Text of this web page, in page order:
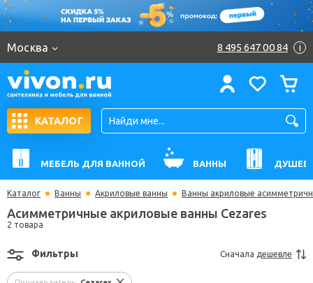
Москва 8 495 647 00 84 i
КАТАЛОГ
МЕБЕЛЬ ДЛЯ ВАННОЙ ВАННЫ
Каталог Ванны Акриловые ванны Ванны акриловые
Асимметричные акриловые ванны Cezares
2 товара
Фильтры Сначала дешевле